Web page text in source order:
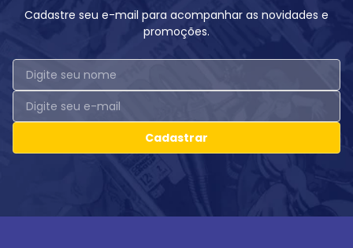
Cadastre seu e-mail para acompanhar as novidades e
promoções.
Cadastrar